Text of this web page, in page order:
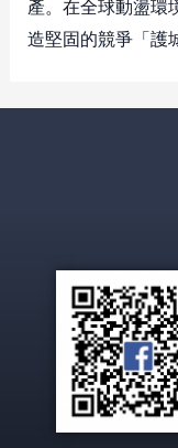
產。在全球動盪環
造堅固的競爭「護